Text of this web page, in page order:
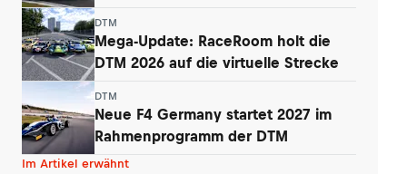
DTM
Mega-Update: RaceRoom holt die
DTM 2026 auf die virtuelle Strecke
DTM
Neue F4 Germany startet 2027 im
Rahmenprogramm der DTM
Im Artikel erwähnt